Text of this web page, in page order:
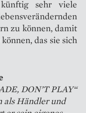
sehr viele
zu können, damit
das sie sich
DON’T PLAY“
als Händler und